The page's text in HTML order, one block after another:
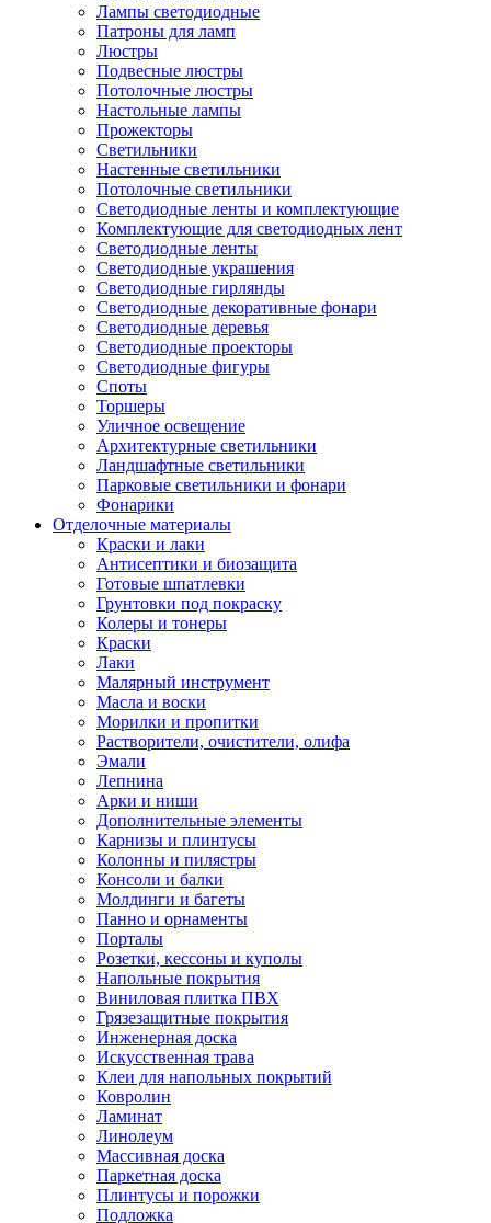
Лампы светодиодные
Патроны для ламп
Люстры
Подвесные люстры
Потолочные люстры
Настольные лампы
Прожекторы
Светильники
Настенные светильники
Потолочные светильники
Светодиодные ленты и комплектующие
Комплектующие для светодиодных лент
Светодиодные ленты
Светодиодные украшения
Светодиодные гирлянды
Светодиодные декоративные фонари
Светодиодные деревья
Светодиодные проекторы
Светодиодные фигуры
Споты
Торшеры
Уличное освещение
Архитектурные светильники
Ландшафтные светильники
Парковые светильники и фонари
Фонарики
Отделочные материалы
Краски и лаки
Антисептики и биозащита
Готовые шпатлевки
Грунтовки под покраску
Колеры и тонеры
Краски
Лаки
Малярный инструмент
Масла и воски
Морилки и пропитки
Растворители, очистители, олифа
Эмали
Лепнина
Арки и ниши
Дополнительные элементы
Карнизы и плинтусы
Колонны и пилястры
Консоли и балки
Молдинги и багеты
Панно и орнаменты
Порталы
Розетки, кессоны и куполы
Напольные покрытия
Виниловая плитка ПВХ
Грязезащитные покрытия
Инженерная доска
Искусственная трава
Клеи для напольных покрытий
Ковролин
Ламинат
Линолеум
Массивная доска
Паркетная доска
Плинтусы и порожки
Подложка